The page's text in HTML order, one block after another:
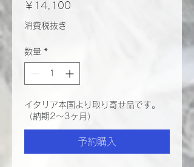
￥14,100
消費税抜き
数量 *
イタリア本国より取り寄せ品です。
（納期2～3ヶ月）
予約購入